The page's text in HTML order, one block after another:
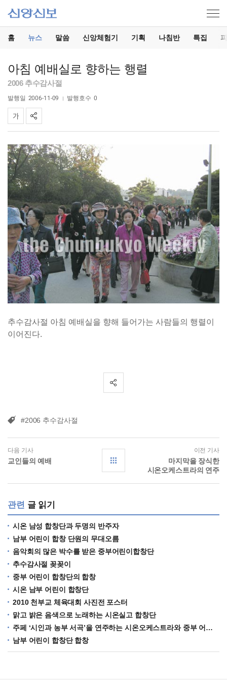
홈 뉴스 말씀 신앙체험기 기획 나침반 특집
아침 예배실로 향하는 행렬
2006 추수감사절
발행일 2006-11-09 발행호수 0
추수감사절 아침 예배실을 향해 들어가는 사람들의 행렬이
이어진다.
#2006 추수감사절
다음 기사
교인들의 예배
이전 기사
마지막을 장식한
시온오케스트라의 연주
관련 글 읽기
시온 남성 합창단과 두명의 반주자
남부 어린이 합창 단원의 무대오름
음악회의 많은 박수를 받은 중부어린이합창단
추수감사절 꽂꽂이
중부 어린이 합창단의 합창
시온 남부 어린이 합창단
2010 천부교 체육대회 사진전 포스터
맑고 밝은 음색으로 노래하는 시온실고 합창단
주페 ‘시인과 농부 서곡’을 연주하는 시온오케스트라와 중부 어린이 합창단
남부 어린이 합창단 합창